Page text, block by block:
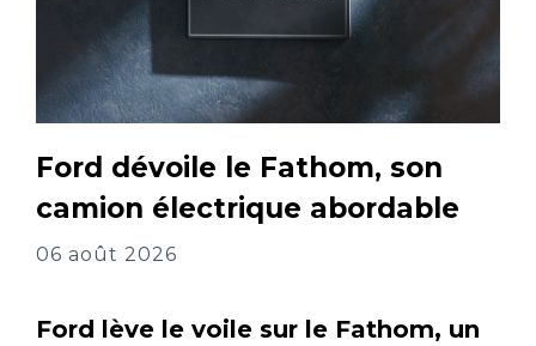
Ford dévoile le Fathom, son
camion électrique abordable
06 août 2026
Ford lève le voile sur le Fathom, un